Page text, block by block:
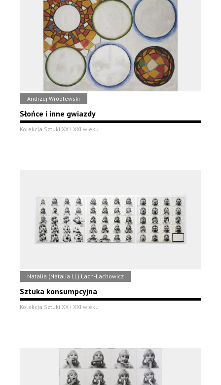
Andrzej Wróblewski
Słońce i inne gwiazdy
Kolekcja Sztuki XX i XXI wieku
Natalia (Natalia LL) Lach-Lachowicz
Sztuka konsumpcyjna
Kolekcja Sztuki XX i XXI wieku